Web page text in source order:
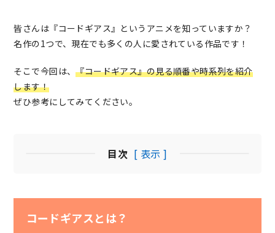
皆さんは『コードギアス』というアニメを知っていますか？
名作の1つで、現在でも多くの人に愛されている作品です！
そこで今回は、『コードギアス』の見る順番や時系列を紹介
します！
ぜひ参考にしてみてください。
目次 [ 表示 ]
コードギアスとは？